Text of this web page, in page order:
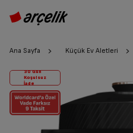
Ana Sayfa Küçük Ev Aletleri
30 Gün
Koşulsuz
İade